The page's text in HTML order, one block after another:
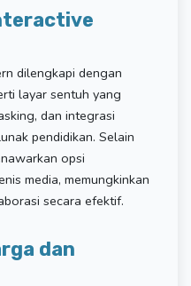
dilengkapi dengan
layar sentuh yang
dan integrasi
pendidikan. Selain
opsi
media, memungkinkan
secara efektif.
dan